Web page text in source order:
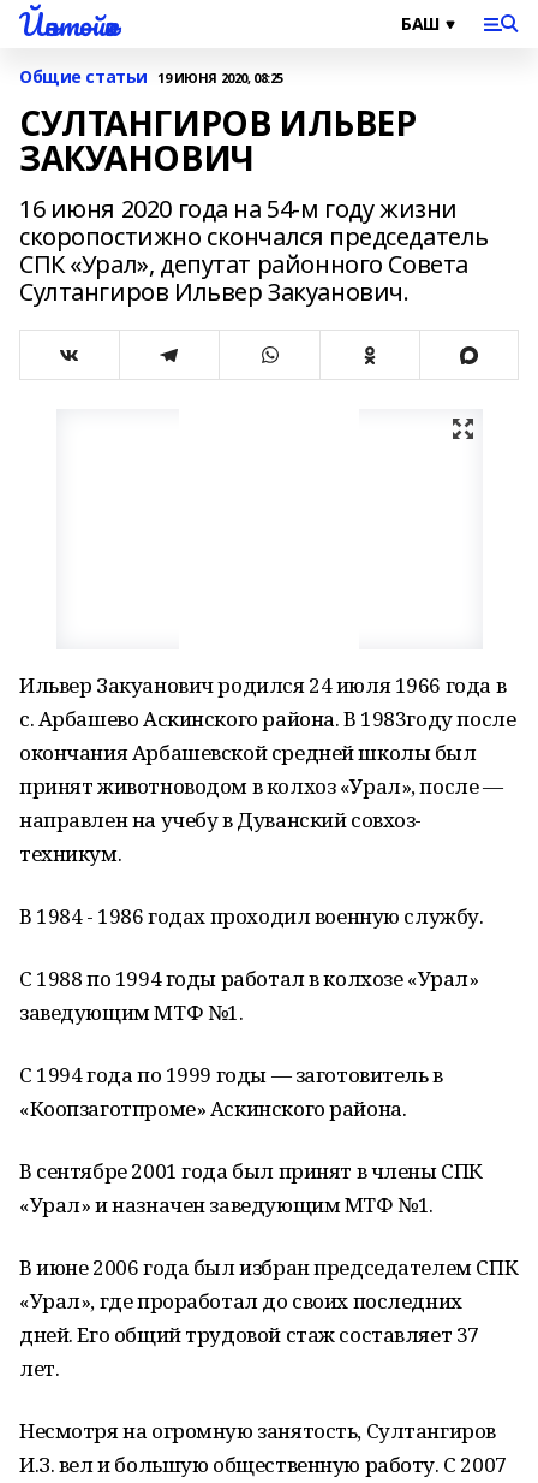
Йәнтөйәк
Общие статьи 19 ИЮНЯ 2020, 08:25
СУЛТАНГИРОВ ИЛЬВЕР
ЗАКУАНОВИЧ
16 июня 2020 года на 54-м году жизни
скоропостижно скончался председатель
СПК «Урал», депутат районного Совета
Султангиров Ильвер Закуанович.
Ильвер Закуанович родился 24 июля 1966 года в
с. Арбашево Аскинского района. В 1983году после
окончания Арбашевской средней школы был
принят животноводом в колхоз «Урал», после —
направлен на учебу в Дуванский совхоз-
техникум.
В 1984 - 1986 годах проходил военную службу.
С 1988 по 1994 годы работал в колхозе «Урал»
заведующим МТФ №1.
С 1994 года по 1999 годы — заготовитель в
«Коопзаготпроме» Аскинского района.
В сентябре 2001 года был принят в члены СПК
«Урал» и назначен заведующим МТФ №1.
В июне 2006 года был избран председателем СПК
«Урал», где проработал до своих последних
дней. Его общий трудовой стаж составляет 37
лет.
Несмотря на огромную занятость, Султангиров
И.З. вел и большую общественную работу. С 2007